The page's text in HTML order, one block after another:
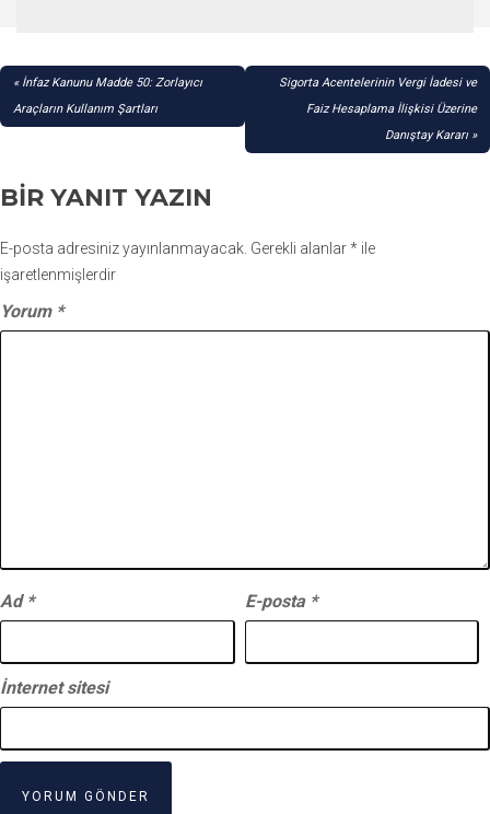
YAZI
GEZINMESI
İnfaz Kanunu Madde 50: Zorlayıcı
Araçların Kullanım Şartları
Sigorta Acentelerinin Vergi İadesi ve
Faiz Hesaplama İlişkisi Üzerine
Danıştay Kararı
BIR YANIT YAZIN
E-posta adresiniz yayınlanmayacak. Gerekli alanlar* ile
işaretlenmişlerdir
Yorum *
Ad * E-posta *
İnternet sitesi